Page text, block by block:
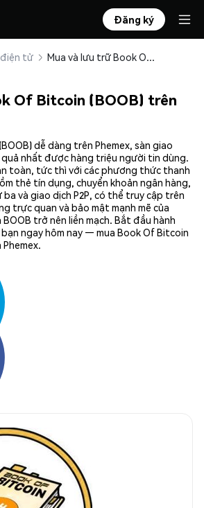
Đăng ký
điện tử Mua và lưu trữ Book Of Bitcoin (BOOB) an toàn
Of Bitcoin (BOOB) trên
dễ dàng trên Phemex, sàn giao
nhất được hàng triệu người tin dùng.
toàn, tức thì với các phương thức thanh
thẻ tín dụng, chuyển khoản ngân hàng,
và giao dịch P2P, có thể truy cập trên
trực quan và bảo mật mạnh mẽ của
BOOB trở nên liền mạch. Bắt đầu hành
ngay hôm nay — mua Book Of Bitcoin